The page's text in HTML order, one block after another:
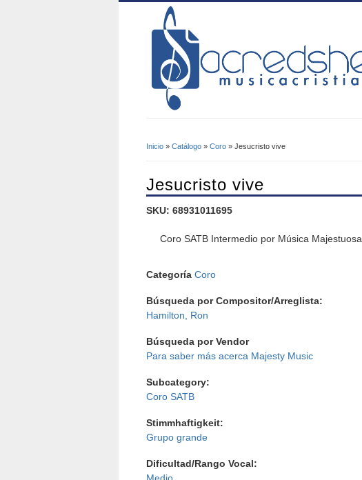
Inicio » Catálogo » Coro » Jesucristo vive
Jesucristo vive
SKU: 68931011695
Coro SATB Intermedio por Música Majestuosa
Categoría Coro
Búsqueda por Compositor/Arreglista:
Hamilton, Ron
Búsqueda por Vendor
Majesty Music
Subcategory:
Coro SATB
Stimmhaftigkeit:
Grupo grande
Dificultad/Rango Vocal: